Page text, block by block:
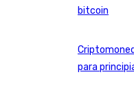
bitcoin
para